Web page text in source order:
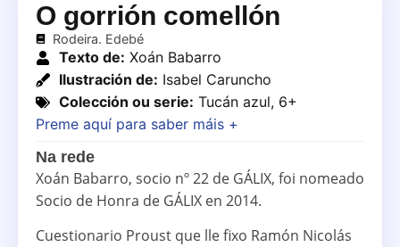
O gorrión comellón
Rodeira. Edebé
Texto de: Xoán Babarro
Ilustración de: Isabel Caruncho
Colección ou serie: Tucán azul, 6+
Preme aquí para saber máis +
Na rede
Xoán Babarro, socio nº 22 de GÁLIX, foi nomeado
Socio de Honra de GÁLIX en 2014.
Cuestionario Proust que lle fixo Ramón Nicolás